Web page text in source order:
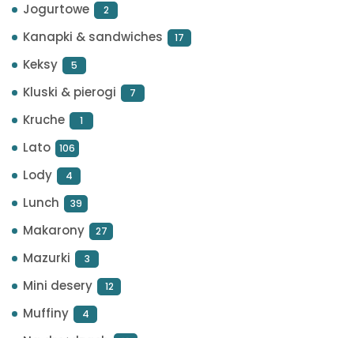
Jogurtowe 2
Kanapki & sandwiches 17
Keksy 5
Kluski & pierogi 7
Kruche 1
Lato 106
Lody 4
Lunch 39
Makarony 27
Mazurki 3
Mini desery 12
Muffiny 4